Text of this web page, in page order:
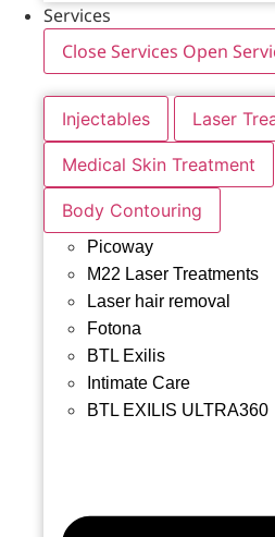
Services
Close Services Open
Injectables Laser
Medical Skin Treatment
Body Contouring
Picoway
M22 Laser Treatments
Laser hair removal
Fotona
BTL Exilis
Intimate Care
BTL EXILIS ULTRA360